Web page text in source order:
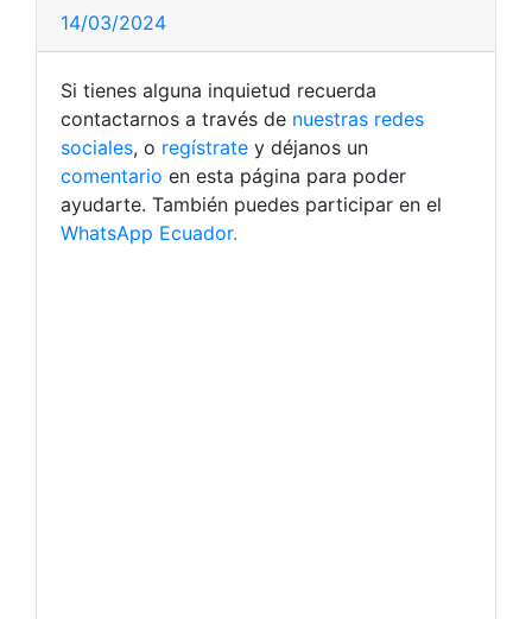
14/03/2024
Si tienes alguna inquietud recuerda
contactarnos a través de nuestras redes
sociales, o regístrate y déjanos un
comentario en esta página para poder
ayudarte. También puedes participar en el
WhatsApp Ecuador.